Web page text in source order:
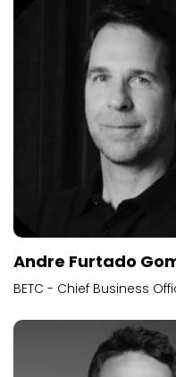
Andre Furtado
BETC - Chief Business